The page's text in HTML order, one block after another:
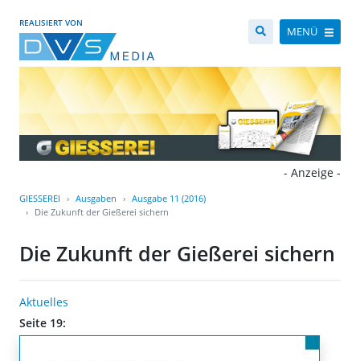
REALISIERT VON
MENÜ
- Anzeige -
GIESSEREI Ausgaben
Ausgabe 11 (2016)
Die Zukunft der Gießerei sichern
Die Zukunft der Gießerei sichern
Aktuelles
Seite 19: